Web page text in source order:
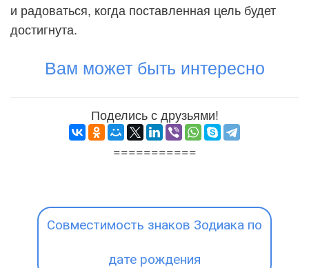
и радоваться, когда поставленная цель будет
достигнута.
Вам может быть интересно
Поделись с друзьями!
===========
Совместимость знаков Зодиака по
дате рождения